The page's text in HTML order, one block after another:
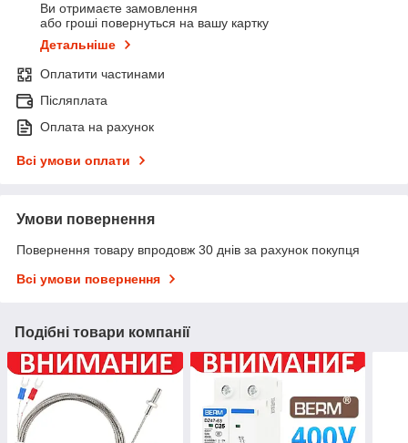
Ви отримаєте замовлення
або гроші повернуться на вашу картку
Детальніше
Оплатити частинами
Післяплата
Оплата на рахунок
Всі умови оплати
Умови повернення
Повернення товару впродовж 30 днів за рахунок покупця
Всі умови повернення
Подібні товари компанії